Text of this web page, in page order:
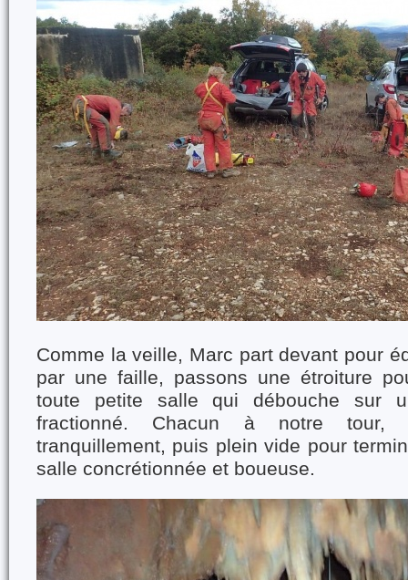
Comme la veille, Marc part devant pour
par une faille, passons une étroiture
toute petite salle qui débouche sur
fractionné. Chacun à notre tour,
tranquillement, puis plein vide pour
salle concrétionnée et boueuse.